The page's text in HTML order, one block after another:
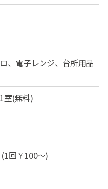
、電子レンジ、台所用品
室(無料)
回￥100～)